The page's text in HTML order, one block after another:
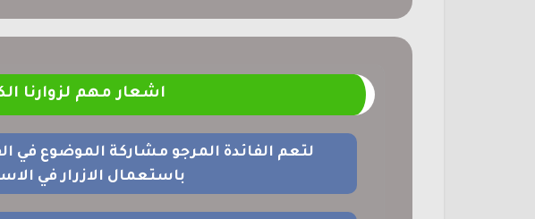
اشعار مهم لزوارنا
لتعم الفائدة المرجو مشاركة الموضوع في
باستعمال الازرار في